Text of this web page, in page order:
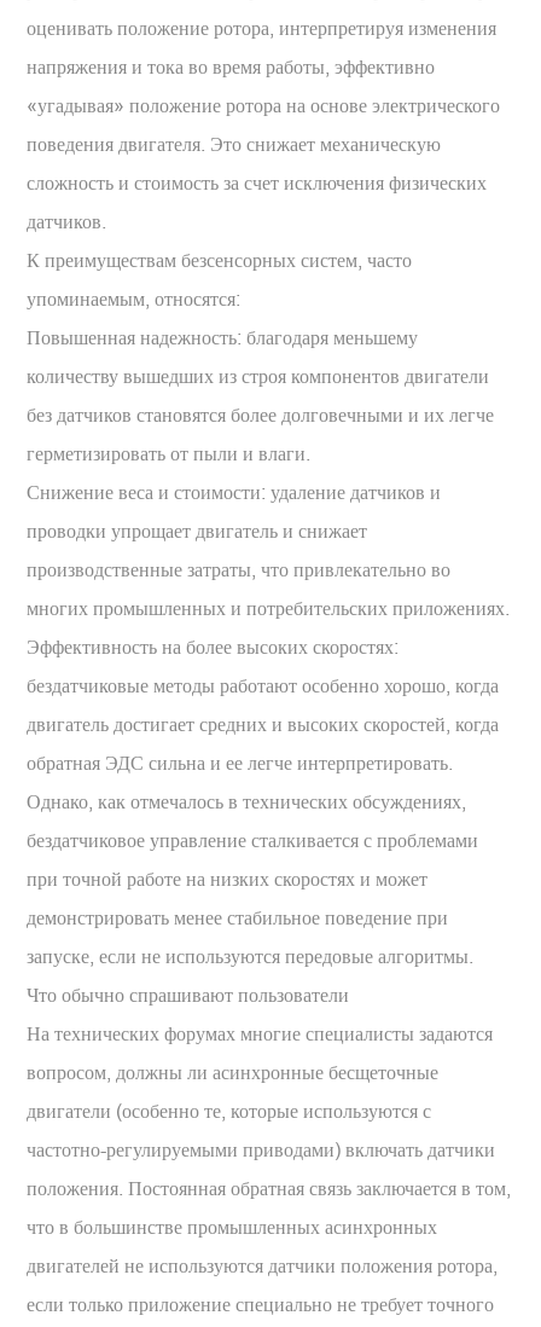
оценивать положение ротора, интерпретируя изменения
напряжения и тока во время работы, эффективно
«угадывая» положение ротора на основе электрического
поведения двигателя. Это снижает механическую
сложность и стоимость за счет исключения физических
датчиков.
К преимуществам безсенсорных систем, часто
упоминаемым, относятся:
Повышенная надежность: благодаря меньшему
количеству вышедших из строя компонентов двигатели
без датчиков становятся более долговечными и их легче
герметизировать от пыли и влаги.
Снижение веса и стоимости: удаление датчиков и
проводки упрощает двигатель и снижает
производственные затраты, что привлекательно во
многих промышленных и потребительских приложениях.
Эффективность на более высоких скоростях:
бездатчиковые методы работают особенно хорошо, когда
двигатель достигает средних и высоких скоростей, когда
обратная ЭДС сильна и ее легче интерпретировать.
Однако, как отмечалось в технических обсуждениях,
бездатчиковое управление сталкивается с проблемами
при точной работе на низких скоростях и может
демонстрировать менее стабильное поведение при
запуске, если не используются передовые алгоритмы.
Что обычно спрашивают пользователи
На технических форумах многие специалисты задаются
вопросом, должны ли асинхронные бесщеточные
двигатели (особенно те, которые используются с
частотно-регулируемыми приводами) включать датчики
положения. Постоянная обратная связь заключается в том,
что в большинстве промышленных асинхронных
двигателей не используются датчики положения ротора,
если только приложение специально не требует точного